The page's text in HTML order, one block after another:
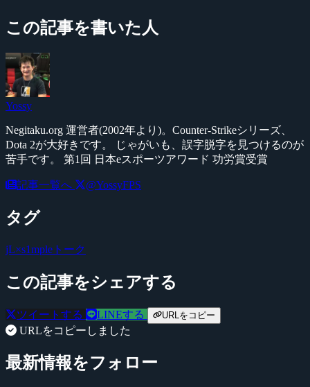
この記事を書いた人
Yossy
Negitaku.org 運営者(2002年より)。Counter-Strikeシリーズ、
Dota 2が大好きです。 じゃがいも、誤字脱字を見つけるのが
苦手です。 第1回 日本eスポーツアワード 功労賞受賞
記事一覧へ @YossyFPS
タグ
jL×s1mpleトーク
この記事をシェアする
ツイートする LINEする URLをコピー
URLをコピーしました
最新情報をフォロー